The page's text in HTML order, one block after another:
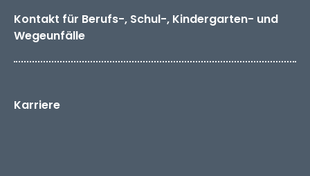
Kontakt für Berufs-, Schul-, Kindergarten- und
Wegeunfälle
Karriere